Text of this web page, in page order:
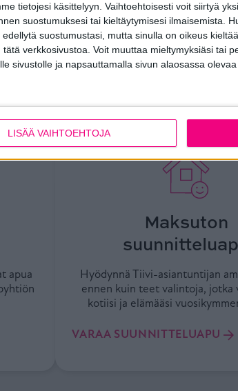
tietojesi käsittelyyn. Vaihtoehtoisesti voit siirtyä
suostumuksesi tai kieltäytymisesi ilmaisemista.
suostumustasi, mutta sinulla on oikeus
tätä verkkosivustoa. Voit muuttaa mieltymyksiäsi tai
sivustolle ja napsauttamalla sivun alaosassa
LISÄÄ VAIHTOEHTOJA
ikkunoiden ja
ominaisuuksista, lisävarusteista,
puoleemme kaikissa ikkunoihin ja oviin
apua
Maksuton
Hyödynnä Tiivi-asiantuntijan
ennen kuin teet valintoja, jotka
kotiisi ja elämääsi
VARAA SUUNNITTELUAPU